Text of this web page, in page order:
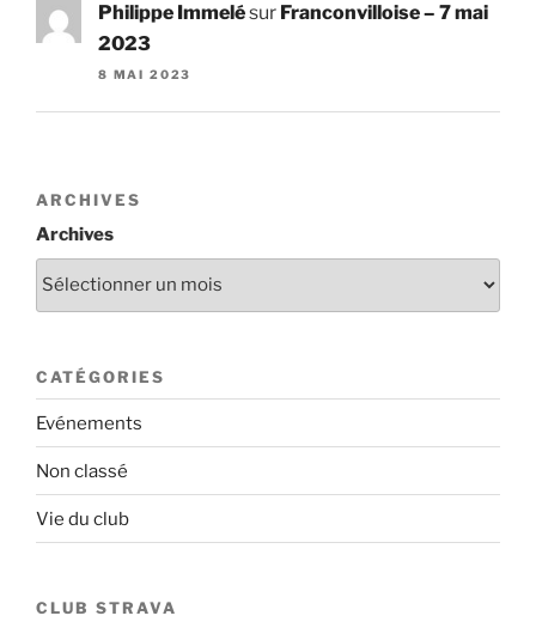
Philippe Immelésur Franconvilloise – 7 mai
2023
8 MAI 2023
ARCHIVES
Archives
CATÉGORIES
Evénements
Non classé
Vie du club
CLUB STRAVA